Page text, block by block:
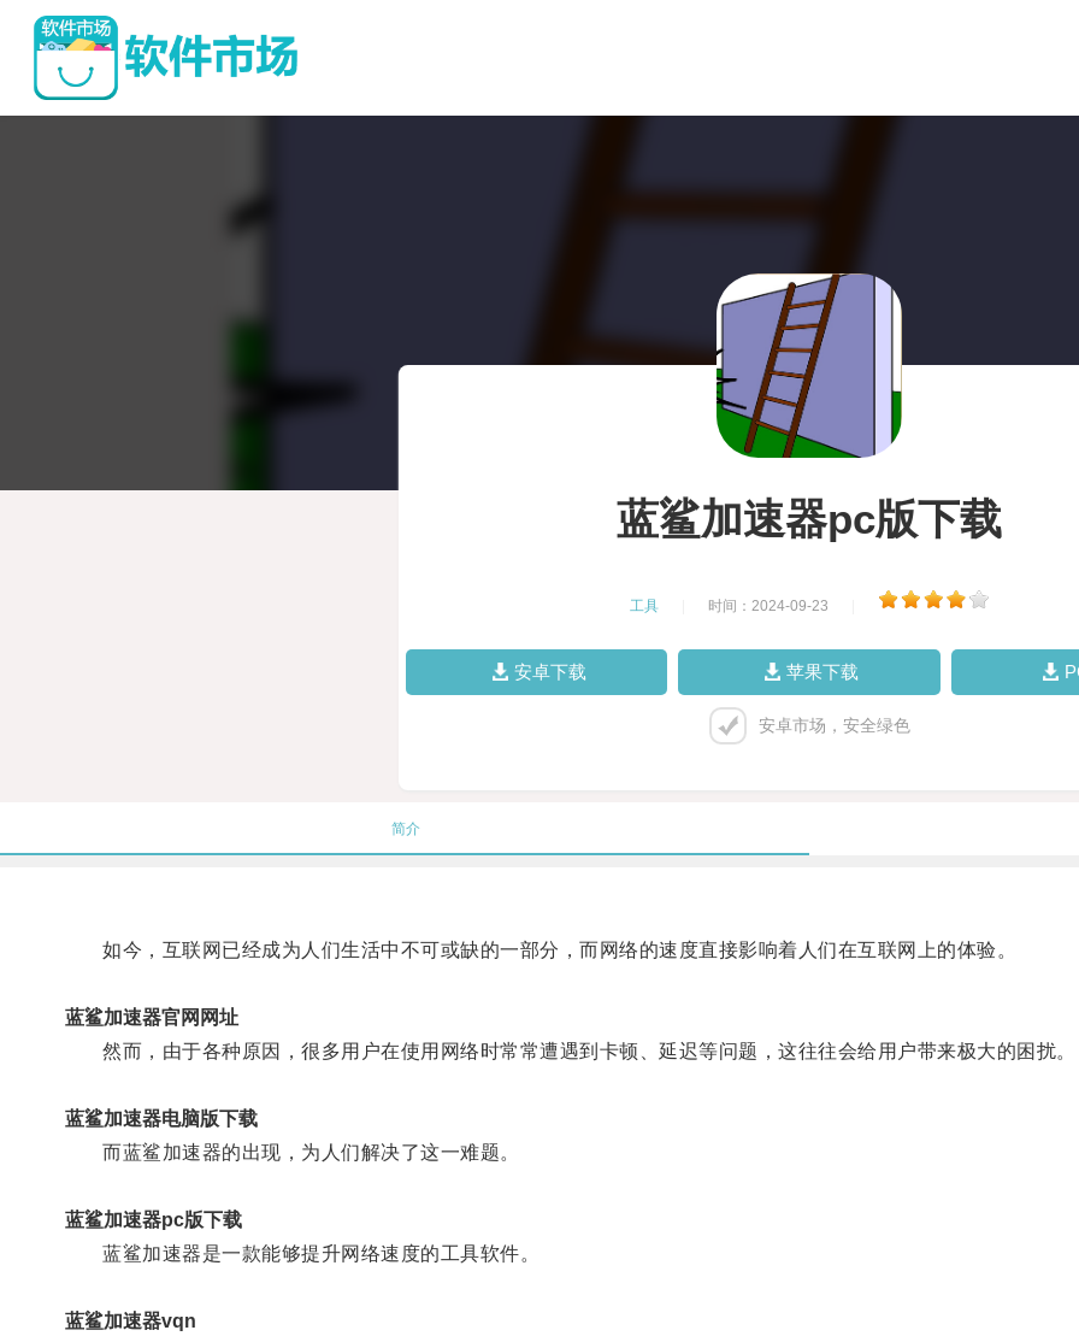
蓝鲨加速器pc版下载
工具 时间：2024-09-23
安卓下载 苹果下载
安卓市场，安全绿色
简介
如今，互联网已经成为人们生活中不可或缺的一部分，而网络的速度直接影响着人们在互联网上的体验。
蓝鲨加速器官网网址
然而，由于各种原因，很多用户在使用网络时常常遭遇到卡顿、延迟等问题，这往往会给用户带来极大的困扰。
蓝鲨加速器电脑版下载
而蓝鲨加速器的出现，为人们解决了这一难题。
蓝鲨加速器pc版下载
蓝鲨加速器是一款能够提升网络速度的工具软件。
蓝鲨加速器vqn